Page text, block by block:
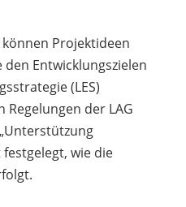
Projektideen
Entwicklungszielen
(LES)
Regelungen der LAG
wie die